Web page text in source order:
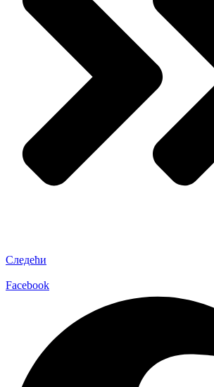
Следећи
Facebook